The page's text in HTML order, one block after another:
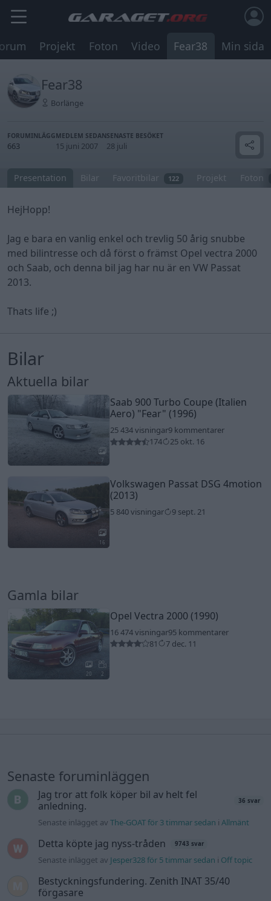
Projekt Foton Video Fear38 Min sida
Fear38
Borlänge
FORUMINLÄGG
663
MEDLEM SEDAN
15 juni 2007
SENASTE BESÖKET
28 juli
Presentation Bilar Favoritbilar 122 Projekt Foton
HejHopp!
Jag e bara en vanlig enkel och trevlig 50 årig snubbe
med bilintresse och då först o främst Opel vectra 2000
och Saab, och denna bil jag har nu är en VW Passat
2013.
Thats life ;)
Bilar
Aktuella bilar
7
Saab 900 Turbo Coupe (Italien
Aero) "Fear" (1996)
25 434 visningar9 kommentarer
174
25 okt. 16
16
Volkswagen Passat DSG 4motion
(2013)
5 840 visningar 9 sept. 21
Gamla bilar
20 2
Opel Vectra 2000 (1990)
16 474 visningar95 kommentarer
81
7 dec. 11
Senaste foruminläggen
Jag tror att folk köper bil av helt fel
anledning.
36 svar
Senaste inlägget avThe-GOAT för 3 timmar sedan iAllmänt
Detta köpte jag nyss-tråden 9743 svar
Senaste inlägget av Jesper328 för 5 timmar sedan i Off topic
Bestyckningsfundering. Zenith INAT 35/40
förgasare